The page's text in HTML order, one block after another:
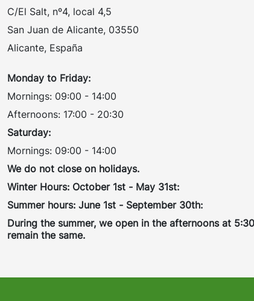
C/El Salt, nº4, local 4,5
San Juan de Alicante, 03550
Alicante, España
Monday to Friday:
Mornings: 09:00 - 14:00
Afternoons: 17:00 - 20:30
Saturday:
Mornings: 09:00 - 14:00
We do not close on holidays.
Winter Hours: October 1st - May 31st:
Summer hours: June 1st - September 30th:
During the summer, we open in the afternoons at
remain the same.